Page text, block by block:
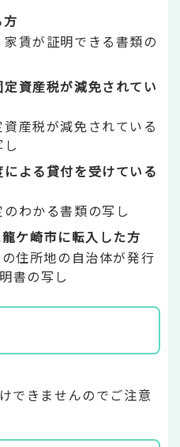
賃が証明できる書類の
資産税が減免されてい
産税が減免されている
よる貸付を受けている
わかる書類の写し
ケ崎市に転入した方
住所地の自治体が発行
書の写し
できませんのでご注意